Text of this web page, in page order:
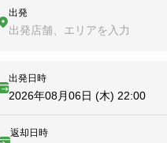
出発
出発店舗、エリアを入力
出発日時
2026年08月06日 (木) 22:00
返却日時